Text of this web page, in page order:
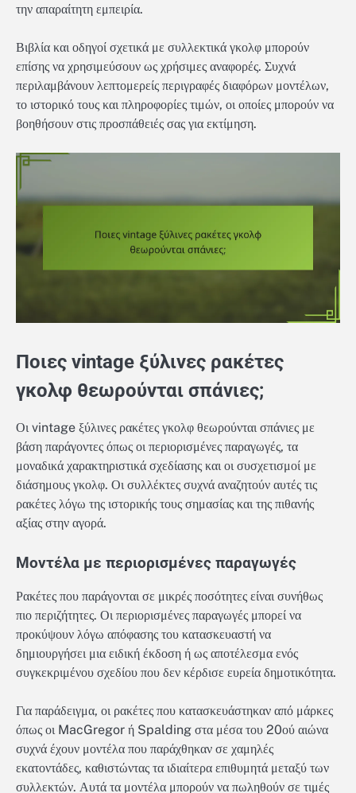
την απαραίτητη εμπειρία.
Βιβλία και οδηγοί σχετικά με συλλεκτικά γκολφ μπορούν
επίσης να χρησιμεύσουν ως χρήσιμες αναφορές. Συχνά
περιλαμβάνουν λεπτομερείς περιγραφές διαφόρων μοντέλων,
το ιστορικό τους και πληροφορίες τιμών, οι οποίες μπορούν να
βοηθήσουν στις προσπάθειές σας για εκτίμηση.
Ποιες vintage ξύλινες ρακέτες
γκολφ θεωρούνται σπάνιες;
Οι vintage ξύλινες ρακέτες γκολφ θεωρούνται σπάνιες με
βάση παράγοντες όπως οι περιορισμένες παραγωγές, τα
μοναδικά χαρακτηριστικά σχεδίασης και οι συσχετισμοί με
διάσημους γκολφ. Οι συλλέκτες συχνά αναζητούν αυτές τις
ρακέτες λόγω της ιστορικής τους σημασίας και της πιθανής
αξίας στην αγορά.
Μοντέλα με περιορισμένες παραγωγές
Ρακέτες που παράγονται σε μικρές ποσότητες είναι συνήθως
πιο περιζήτητες. Οι περιορισμένες παραγωγές μπορεί να
προκύψουν λόγω απόφασης του κατασκευαστή να
δημιουργήσει μια ειδική έκδοση ή ως αποτέλεσμα ενός
συγκεκριμένου σχεδίου που δεν κέρδισε ευρεία δημοτικότητα.
Για παράδειγμα, οι ρακέτες που κατασκευάστηκαν από μάρκες
όπως οι MacGregor ή Spalding στα μέσα του 20ού αιώνα
συχνά έχουν μοντέλα που παράχθηκαν σε χαμηλές
εκατοντάδες, καθιστώντας τα ιδιαίτερα επιθυμητά μεταξύ των
συλλεκτών. Αυτά τα μοντέλα μπορούν να πωληθούν σε τιμές